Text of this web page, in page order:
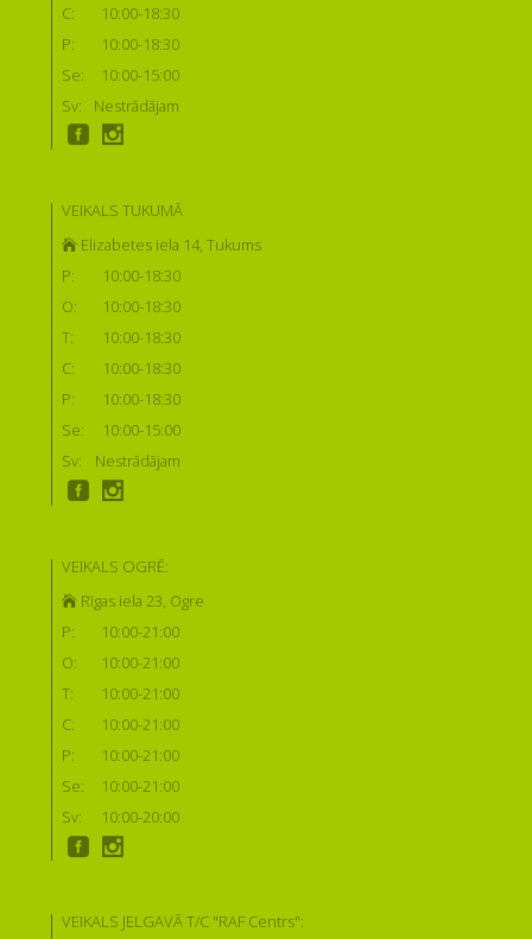
C:
10:00-18:30
P:
10:00-18:30
Se:
10:00-15:00
Sv:
Nestrādājam
VEIKALS TUKUMĀ
Elizabetes iela 14, Tukums
P:
10:00-18:30
O:
10:00-18:30
T:
10:00-18:30
C:
10:00-18:30
P:
10:00-18:30
Se:
10:00-15:00
Sv:
Nestrādājam
VEIKALS OGRĒ:
Rīgas iela 23, Ogre
P:
10:00-21:00
O:
10:00-21:00
T:
10:00-21:00
C:
10:00-21:00
P:
10:00-21:00
Se:
10:00-21:00
Sv:
10:00-20:00
VEIKALS JELGAVĀ T/C "RAF Centrs":